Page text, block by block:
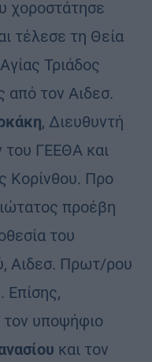
χοροστάτησε
τέλεσε τη Θεία
Τριάδος
από τον Αιδεσ.
, Διευθυντή
του ΓΕΕΘΑ και
Κορίνθου. Προ
προέβη
του
Αιδεσ. Πρωτ/ρου
. Επίσης,
υποψήφιο
και τον